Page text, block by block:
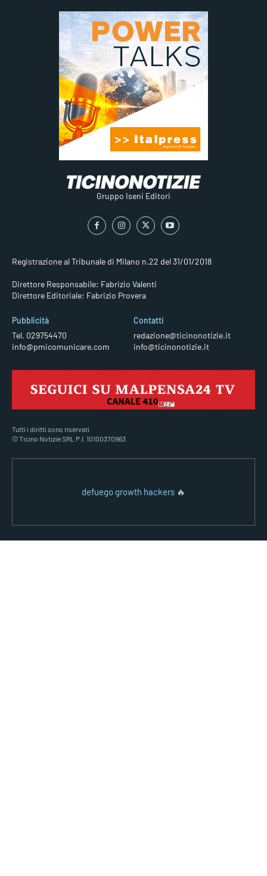
Gruppo Iseni Editori
Registrazione al Tribunale di Milano n.22 del 31/01/2018
Direttore Responsabile: Fabrizio Valenti
Direttore Editoriale: Fabrizio Provera
Pubblicità
Tel. 029754470
info@pmicomunicare.com
Contatti
redazione@ticinonotizie.it
info@ticinonotizie.it
Tutti i diritti sono riservati
© Ticino Notizie SRL P.I. 10100370963
defuego growth hackers 🔥